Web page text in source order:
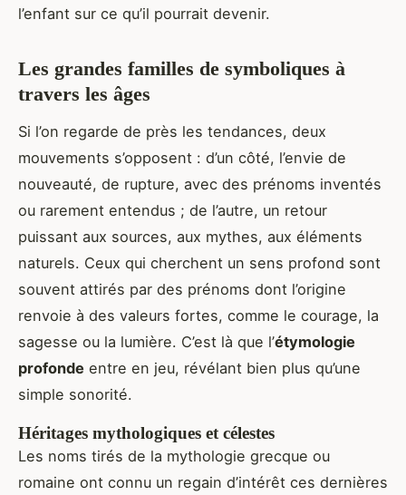
l’enfant sur ce qu’il pourrait devenir.
Les grandes familles de symboliques à
travers les âges
Si l’on regarde de près les tendances, deux
mouvements s’opposent : d’un côté, l’envie de
nouveauté, de rupture, avec des prénoms inventés
ou rarement entendus ; de l’autre, un retour
puissant aux sources, aux mythes, aux éléments
naturels. Ceux qui cherchent un sens profond sont
souvent attirés par des prénoms dont l’origine
renvoie à des valeurs fortes, comme le courage, la
sagesse ou la lumière. C’est là que l’étymologie
profonde entre en jeu, révélant bien plus qu’une
simple sonorité.
Héritages mythologiques et célestes
Les noms tirés de la mythologie grecque ou
romaine ont connu un regain d’intérêt ces dernières